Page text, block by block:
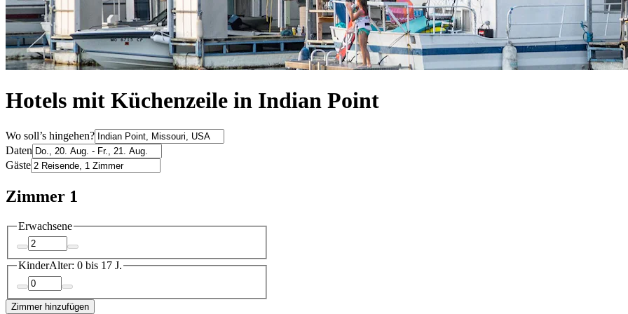
Hotels mit Küchenzeile in Indian Point
Wo soll’s hingehen?
Daten
Gäste
Zimmer 1
Erwachsene
KinderAlter: 0 bis 17 J.
Zimmer hinzufügen